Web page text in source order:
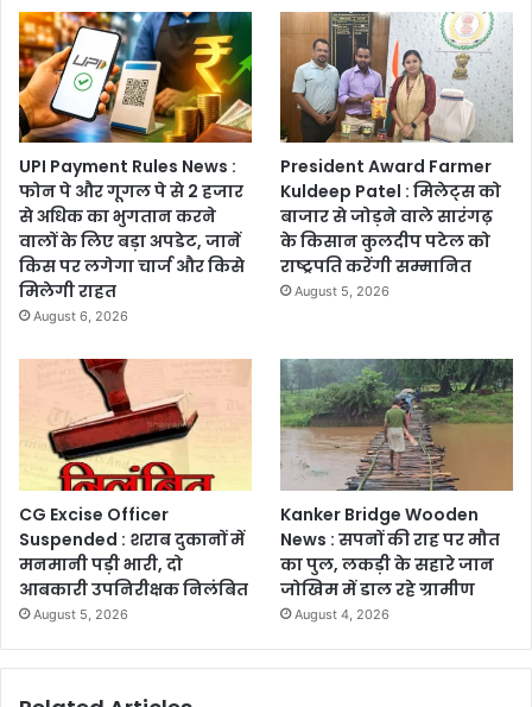
UPI Payment Rules News :
फोन पे और गूगल पे से 2 हजार
से अधिक का भुगतान करने
वालों के लिए बड़ा अपडेट, जानें
किस पर लगेगा चार्ज और किसे
मिलेगी राहत
August 6, 2026
President Award Farmer
Kuldeep Patel : मिलेट्स को
बाजार से जोड़ने वाले सारंगढ़
के किसान कुलदीप पटेल को
राष्ट्रपति करेंगी सम्मानित
August 5, 2026
CG Excise Officer
Suspended : शराब दुकानों में
मनमानी पड़ी भारी, दो
आबकारी उपनिरीक्षक निलंबित
August 5, 2026
Kanker Bridge Wooden
News : सपनों की राह पर मौत
का पुल, लकड़ी के सहारे जान
जोखिम में डाल रहे ग्रामीण
August 4, 2026